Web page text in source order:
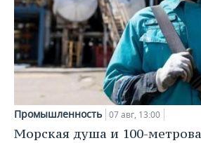
Промышленность 07 авг, 13:00
Морская душа и 100-